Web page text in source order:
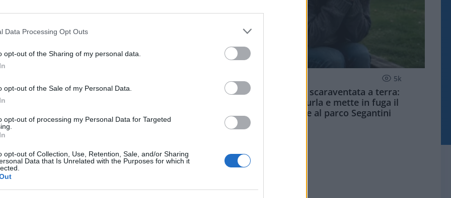
Data Processing Opt Outs
opt-out of the Sharing of my personal data.
opt-out of the Sale of my Personal Data.
opt-out of processing my Personal Data for Targeted
opt-out of Collection, Use, Retention, Sale, and/or Sharing
Data that Is Unrelated with the Purposes for which it
il tizio ” è accusato di avere aggredito con una
di coltellate? Perché, non so se se ne renda
anche il fatto che uno uscito con un coltello e
… tipici tratti somatici di un italiano …
5k
Palpeggiata e scaraventata a terra:
studentessa urla e mette in fuga il
violentatore al parco Segantini